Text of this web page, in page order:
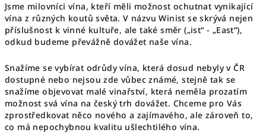
Jsme milovníci vína, kteří měli možnost ochutnat vynikající
vína z různých koutů světa. V názvu Winist se skrývá nejen
příslušnost k vinné kultuře, ale také směr („ist“ - „East“),
odkud budeme převážně dovážet naše vína.
Snažíme se vybírat odrůdy vína, která dosud nebyly v ČR
dostupné nebo nejsou zde vůbec známé, stejně tak se
snažíme objevovat malé vinařství, která neměla prozatím
možnost svá vína na český trh dovážet. Chceme pro Vás
zprostředkovat něco nového a zajímavého, ale zároveň to,
co má nepochybnou kvalitu ušlechtilého vína.